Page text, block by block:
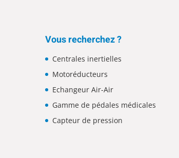
Vous recherchez ?
Centrales inertielles
Motoréducteurs
Echangeur Air-Air
Gamme de pédales médicales
Capteur de pression